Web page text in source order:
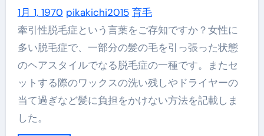
1月 1, 1970 pikakichi2015 育毛
牽引性脱毛症という言葉をご存知ですか？女性に
多い脱毛症で、一部分の髪の毛を引っ張った状態
のヘアスタイルでなる脱毛症の一種です。またセ
ットする際のワックスの洗い残しやドライヤーの
当て過ぎなど髪に負担をかけない方法を記載しま
した。